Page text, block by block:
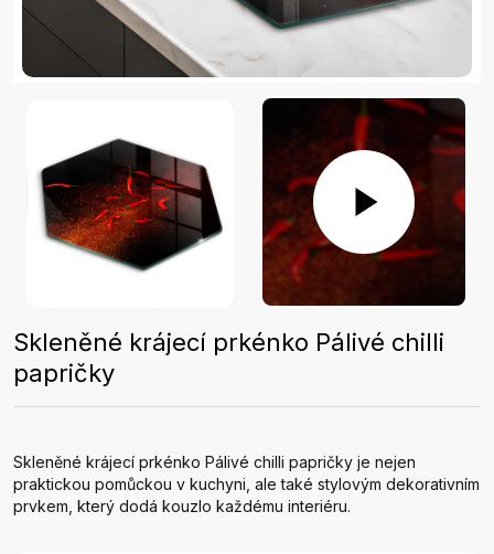
Skleněné krájecí prkénko Pálivé chilli
papričky
Skleněné krájecí prkénko Pálivé chilli papričky je nejen
praktickou pomůckou v kuchyni, ale také stylovým dekorativním
prvkem, který dodá kouzlo každému interiéru.